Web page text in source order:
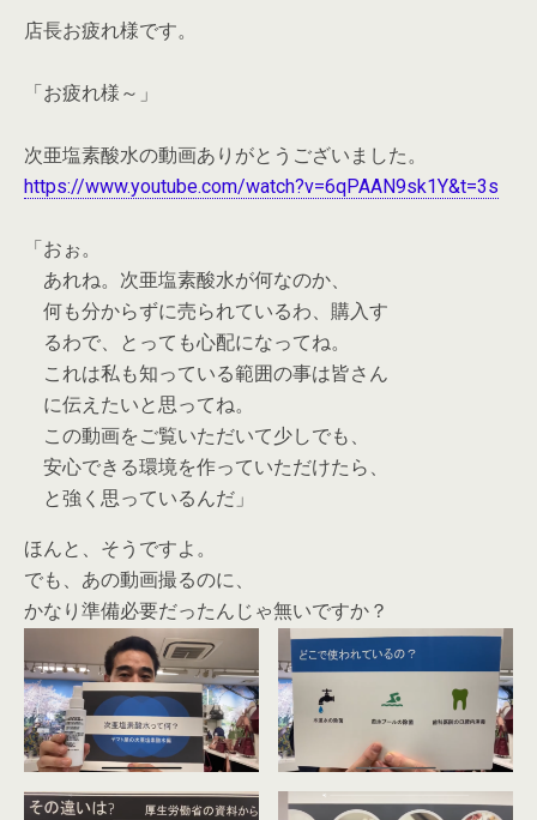
店長お疲れ様です。
「お疲れ様～」
次亜塩素酸水の動画ありがとうございました。
https://www.youtube.com/watch?v=6qPAAN9sk1Y&t=3s
「おぉ。
あれね。次亜塩素酸水が何なのか、
何も分からずに売られているわ、購入す
るわで、とっても心配になってね。
これは私も知っている範囲の事は皆さん
に伝えたいと思ってね。
この動画をご覧いただいて少しでも、
安心できる環境を作っていただけたら、
と強く思っているんだ」
ほんと、そうですよ。
でも、あの動画撮るのに、
かなり準備必要だったんじゃ無いですか？